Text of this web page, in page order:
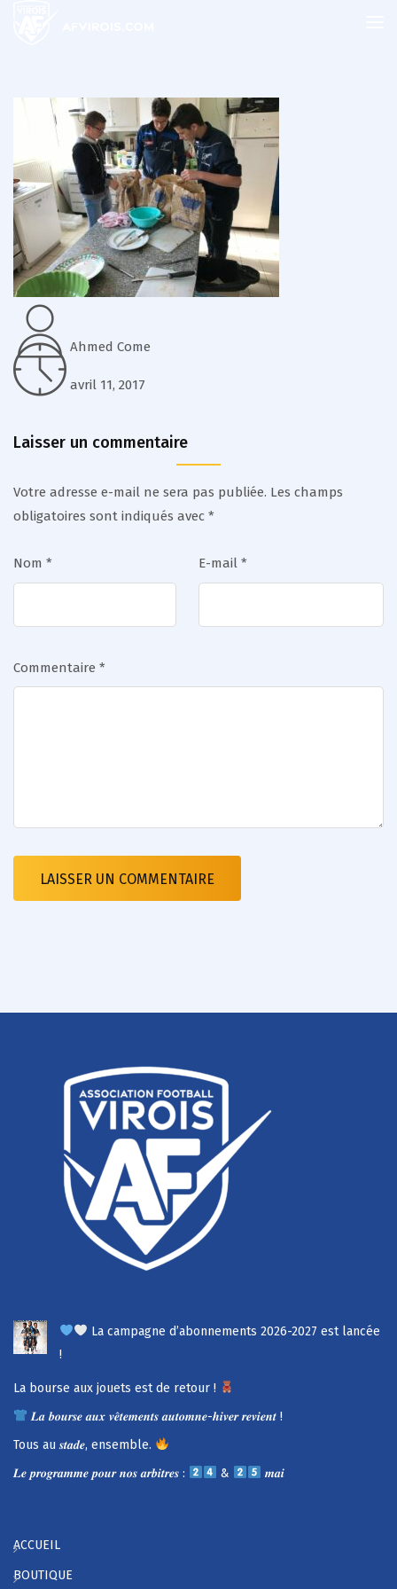
Ahmed Come
avril 11, 2017
Laisser un commentaire
Votre adresse e-mail ne sera pas publiée. Les champs
obligatoires sont indiqués avec *
Nom * E-mail *
Commentaire *
La campagne d’abonnements 2026-2027 est lancée
!
La bourse aux jouets est de retour !
𝑳𝒂 𝒃𝒐𝒖𝒓𝒔𝒆 𝒂𝒖𝒙 𝒗𝒆̂𝒕𝒆𝒎𝒆𝒏𝒕𝒔 𝒂𝒖𝒕𝒐𝒎𝒏𝒆-𝒉𝒊𝒗𝒆𝒓 𝒓𝒆𝒗𝒊𝒆𝒏𝒕 !
Tous au 𝒔𝒕𝒂𝒅𝒆, ensemble.
𝑳𝒆 𝒑𝒓𝒐𝒈𝒓𝒂𝒎𝒎𝒆 𝒑𝒐𝒖𝒓 𝒏𝒐𝒔 𝒂𝒓𝒃𝒊𝒕𝒓𝒆𝒔 :
& 𝒎𝒂𝒊
ACCUEIL
BOUTIQUE